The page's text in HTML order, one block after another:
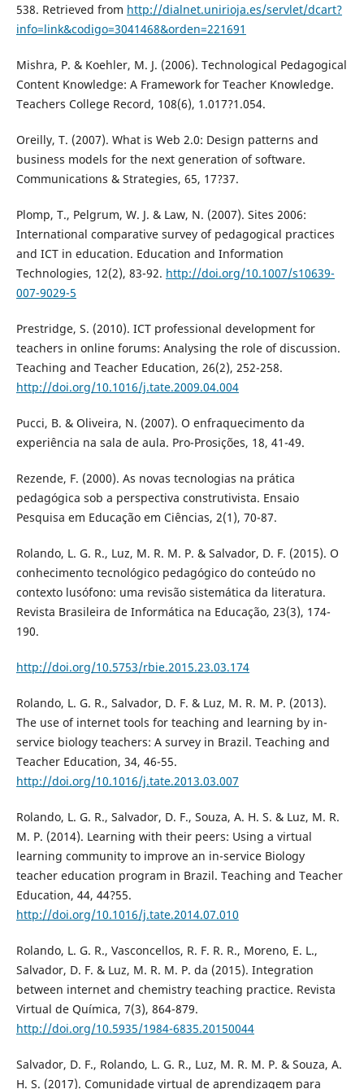
538. Retrieved from http://dialnet.unirioja.es/servlet/dcart?
info=link&codigo=3041468&orden=221691
Mishra, P. & Koehler, M. J. (2006). Technological Pedagogical
Content Knowledge: A Framework for Teacher Knowledge.
Teachers College Record, 108(6), 1.017?1.054.
Oreilly, T. (2007). What is Web 2.0: Design patterns and
business models for the next generation of software.
Communications & Strategies, 65, 17?37.
Plomp, T., Pelgrum, W. J. & Law, N. (2007). Sites 2006:
International comparative survey of pedagogical practices
and ICT in education. Education and Information
Technologies, 12(2), 83-92. http://doi.org/10.1007/s10639-
007-9029-5
Prestridge, S. (2010). ICT professional development for
teachers in online forums: Analysing the role of discussion.
Teaching and Teacher Education, 26(2), 252-258.
http://doi.org/10.1016/j.tate.2009.04.004
Pucci, B. & Oliveira, N. (2007). O enfraquecimento da
experiência na sala de aula. Pro-Prosições, 18, 41-49.
Rezende, F. (2000). As novas tecnologias na prática
pedagógica sob a perspectiva construtivista. Ensaio
Pesquisa em Educação em Ciências, 2(1), 70-87.
Rolando, L. G. R., Luz, M. R. M. P. & Salvador, D. F. (2015). O
conhecimento tecnológico pedagógico do conteúdo no
contexto lusófono: uma revisão sistemática da literatura.
Revista Brasileira de Informática na Educação, 23(3), 174-
190.
http://doi.org/10.5753/rbie.2015.23.03.174
Rolando, L. G. R., Salvador, D. F. & Luz, M. R. M. P. (2013).
The use of internet tools for teaching and learning by in-
service biology teachers: A survey in Brazil. Teaching and
Teacher Education, 34, 46-55.
http://doi.org/10.1016/j.tate.2013.03.007
Rolando, L. G. R., Salvador, D. F., Souza, A. H. S. & Luz, M. R.
M. P. (2014). Learning with their peers: Using a virtual
learning community to improve an in-service Biology
teacher education program in Brazil. Teaching and Teacher
Education, 44, 44?55.
http://doi.org/10.1016/j.tate.2014.07.010
Rolando, L. G. R., Vasconcellos, R. F. R. R., Moreno, E. L.,
Salvador, D. F. & Luz, M. R. M. P. da (2015). Integration
between internet and chemistry teaching practice. Revista
Virtual de Quí­mica, 7(3), 864-879.
http://doi.org/10.5935/1984-6835.20150044
Salvador, D. F., Rolando, L. G. R., Luz, M. R. M. P. & Souza, A.
H. S. (2017). Comunidade virtual de aprendizagem para